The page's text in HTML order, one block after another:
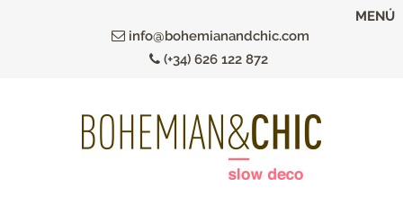
info@bohemianandchic.com
(+34) 626 122 872
MENÚ